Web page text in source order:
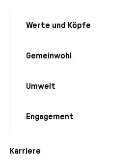
Werte und Köpfe
Gemeinwohl
Umwelt
Engagement
Karriere